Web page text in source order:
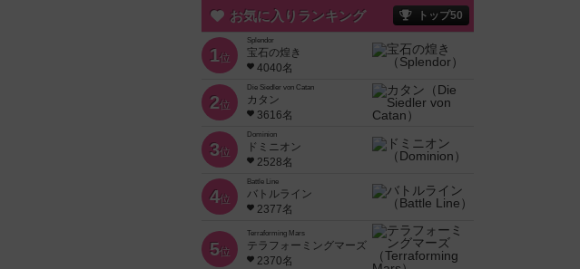
お気に入りランキング トップ50
1位
Splendor
宝石の煌き
4040名
2位
Die Siedler von Catan
カタン
3616名
3位
Dominion
ドミニオン
2528名
4位
Battle Line
バトルライン
2377名
5位
Terraforming Mars
テラフォーミングマーズ
2370名